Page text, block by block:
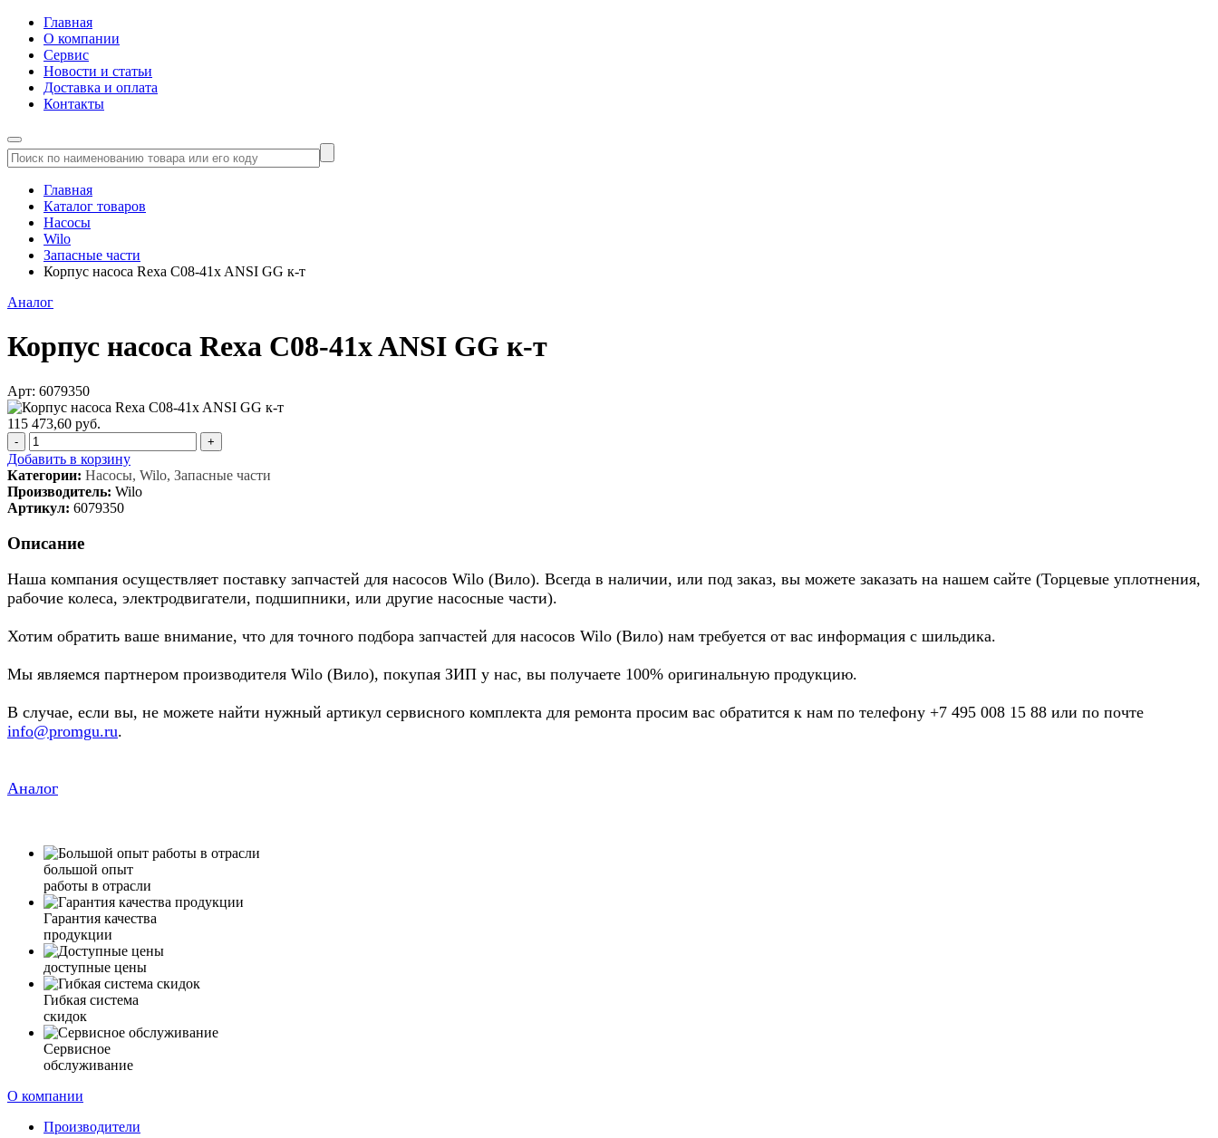
Главная
О компании
Сервис
Новости и статьи
Доставка и оплата
Контакты
Главная
Каталог товаров
Насосы
Wilo
Запасные части
Корпус насоса Rexa C08-41x ANSI GG к-т
Аналог
Корпус насоса Rexa C08-41x ANSI GG к-т
Арт: 6079350
115 473,60 руб.
- +
Добавить в корзину
Категории: Насосы, Wilo, Запасные части
Производитель: Wilo
Артикул: 6079350
Описание
Наша компания осуществляет поставку запчастей для насосов Wilo (Вило). Всегда в наличии, или под заказ, вы можете заказать на нашем сайте (Торцевые уплотнения,
рабочие колеса, электродвигатели, подшипники, или другие насосные части).
Хотим обратить ваше внимание, что для точного подбора запчастей для насосов Wilo (Вило) нам требуется от вас информация с шильдика.
Мы являемся партнером производителя Wilo (Вило), покупая ЗИП у нас, вы получаете 100% оригинальную продукцию.
В случае, если вы, не можете найти нужный артикул сервисного комплекта для ремонта просим вас обратится к нам по телефону +7 495 008 15 88 или по почте
info@promgu.ru.
Аналог
большой опыт
работы в отрасли
Гарантия качества
продукции
доступные цены
Гибкая система
скидок
Сервисное
обслуживание
О компании
Производители